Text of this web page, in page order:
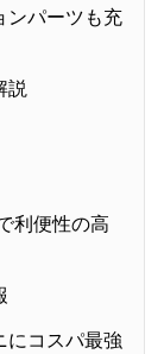
ンパーツも充
説
利便性の高
コスパ最強